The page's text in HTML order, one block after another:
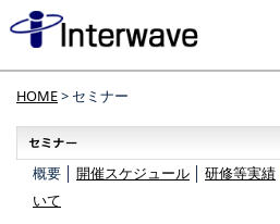
HOME> セミナー
概要 │ 開催スケジュール 研修等実績
いて